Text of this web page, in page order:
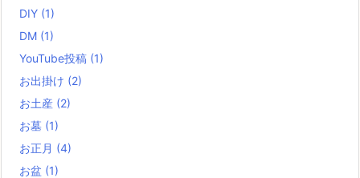
DIY (1)
DM (1)
YouTube投稿 (1)
お出掛け (2)
お土産 (2)
お墓 (1)
お正月 (4)
お盆 (1)